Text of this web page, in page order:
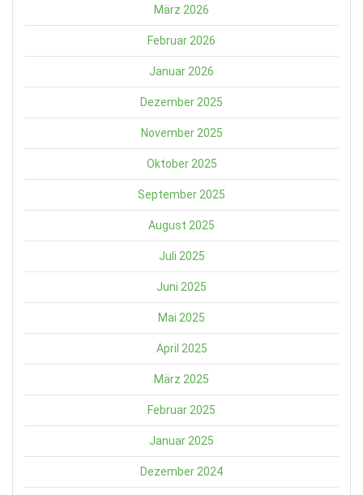
März 2026
Februar 2026
Januar 2026
Dezember 2025
November 2025
Oktober 2025
September 2025
August 2025
Juli 2025
Juni 2025
Mai 2025
April 2025
März 2025
Februar 2025
Januar 2025
Dezember 2024